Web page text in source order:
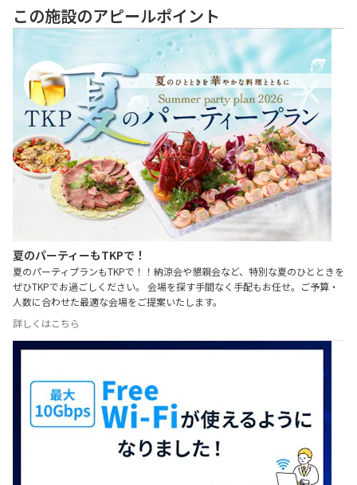
この施設のアピールポイント
夏のパーティーもTKPで！
夏のパーティプランもTKPで！！納涼会や懇親会など、特別な夏のひとときを
ぜひTKPでお過ごしください。 会場を探す手間なく手配もお任せ。ご予算・
人数に合わせた最適な会場をご提案いたします。
詳しくはこちら